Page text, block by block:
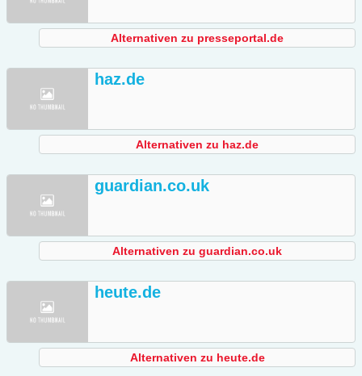
Alternativen zu presseportal.de
haz.de
Alternativen zu haz.de
guardian.co.uk
Alternativen zu guardian.co.uk
heute.de
Alternativen zu heute.de